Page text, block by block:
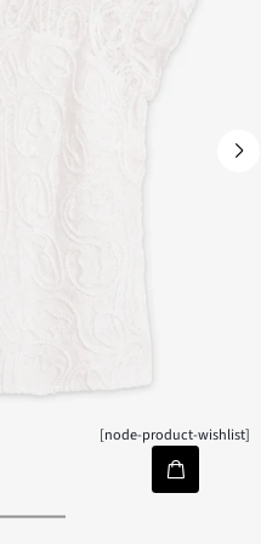
[node-product-wishlist]